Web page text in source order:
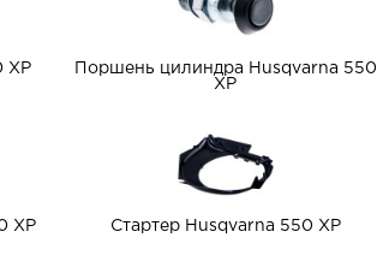
XP
Поршень цилиндра Husqvarna 550
XP
XP Стартер Husqvarna 550 XP